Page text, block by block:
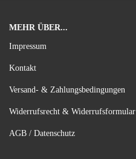
MEHR ÜBER...
Impressum
Kontakt
Versand- & Zahlungsbedingungen
Widerrufsrecht & Widerrufsformular
AGB / Datenschutz